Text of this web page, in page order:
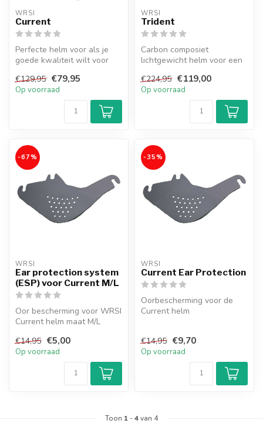
WRSI
Current
Perfecte helm voor als je
goede kwaliteit wilt voor
€129,95 €79,95
Op voorraad
WRSI
Trident
Carbon composiet
lichtgewicht helm voor een
kwaliteit
€224,95 €119,00
Op voorraad
-67%
WRSI
Ear protection system
(ESP) voor Current M/L
Oor bescherming voor WRSI
Current helm maat M/L
€14,95 €5,00
Op voorraad
-35%
WRSI
Current Ear Protection
Oorbescherming voor de
Current helm
€14,95 €9,70
Op voorraad
Toon 1 -4van 4